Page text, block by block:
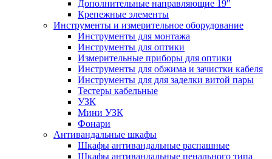
Дополнительные направляющие 19"
Крепежные элементы
Инструменты и измерительное оборудование
Инструменты для монтажа
Инструменты для оптики
Измерительные приборы для оптики
Инструменты для обжима и зачистки кабеля
Инструменты для для заделки витой пары
Тестеры кабельные
УЗК
Мини УЗК
Фонари
Антивандальные шкафы
Шкафы антивандальные распашные
Шкафы антивандальные пенального типа